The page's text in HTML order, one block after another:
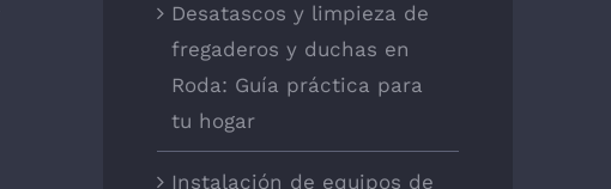
Desatascos y limpieza de
fregaderos y duchas en
Roda: Guía práctica para
tu hogar
Instalación de equipos de